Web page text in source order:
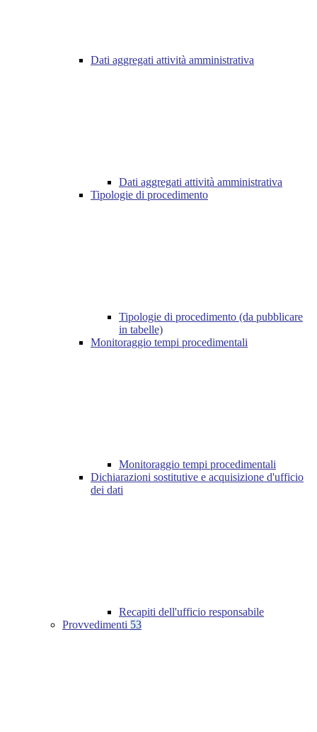
Dati aggregati attività amministrativa
Dati aggregati attività amministrativa
Tipologie di procedimento
Tipologie di procedimento (da pubblicare
in tabelle)
Monitoraggio tempi procedimentali
Monitoraggio tempi procedimentali
Dichiarazioni sostitutive e acquisizione d'ufficio
dei dati
Recapiti dell'ufficio responsabile
Provvedimenti 53